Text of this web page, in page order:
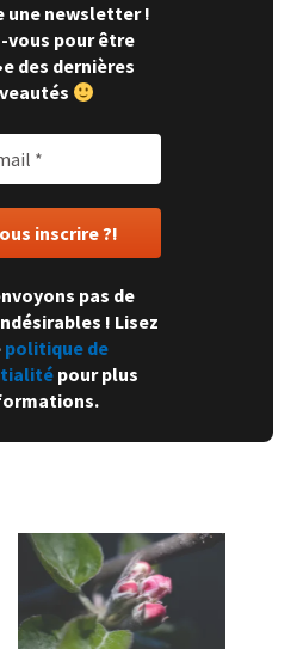
une newsletter !
vous pour être
des dernières
pas de
! Lisez
politique de
pour plus